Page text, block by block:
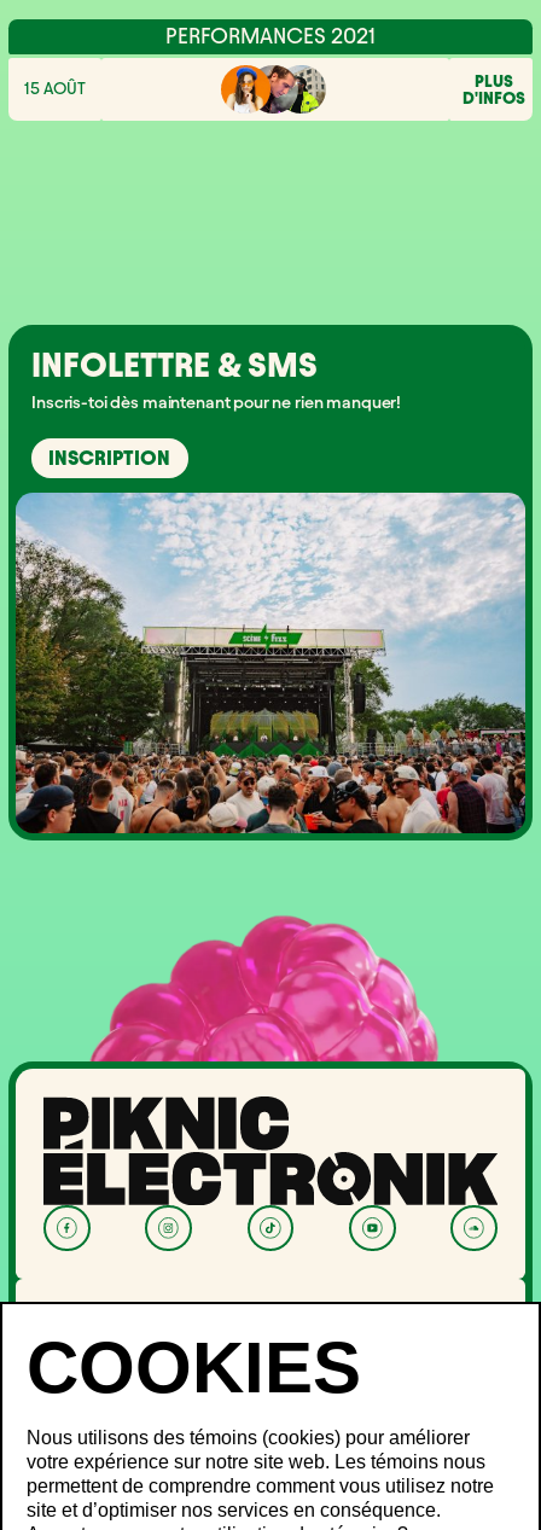
PERFORMANCES 2021
15 AOÛT
PLUS
D'INFOS
INFOLETTRE & SMS
Inscris-toi dès maintenant pour ne rien manquer!
INSCRIPTION
PROGRAMMATION
OFF PIKNIC
PASSES ET BILLETS
LE FESTIVAL
À propos
Partenaires
Nous utilisons des témoins (cookies) pour améliorer
votre expérience sur notre site web. Les témoins nous
permettent de comprendre comment vous utilisez notre
site et d’optimiser nos services en conséquence.